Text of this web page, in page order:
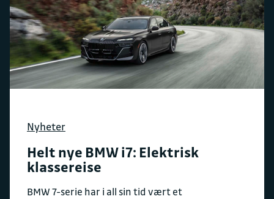
Nyheter
Helt nye BMW i7: Elektrisk
klassereise
BMW 7-serie har i all sin tid vært et